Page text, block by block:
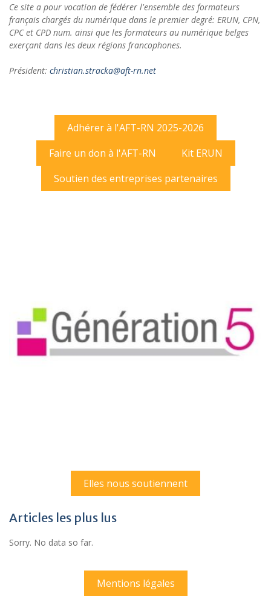
Ce site a pour vocation de fédérer l'ensemble des formateurs
français chargés du numérique dans le premier degré: ERUN, CPN,
CPC et CPD num. ainsi que les formateurs au numérique belges
exerçant dans les deux régions francophones.
Président: christian.stracka@aft-rn.net
Adhérer à l'AFT-RN 2025-2026
Faire un don à l'AFT-RN
Kit ERUN
Soutien des entreprises partenaires
Elles nous soutiennent
Articles les plus lus
Sorry. No data so far.
Mentions légales